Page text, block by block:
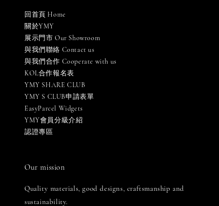
回首頁 Home
關於YMY
展示門市 Our Showroom
與我們聯絡 Contact us
與我們合作 Cooperate with us
KOL合作報名表
YMY SHARE CLUB
YMY S CLUB申請表單
EasyParcel Widgets
YMY會員分級介紹
認證專區
Our mission
Quality materials, good designs, craftsmanship and
sustainability.